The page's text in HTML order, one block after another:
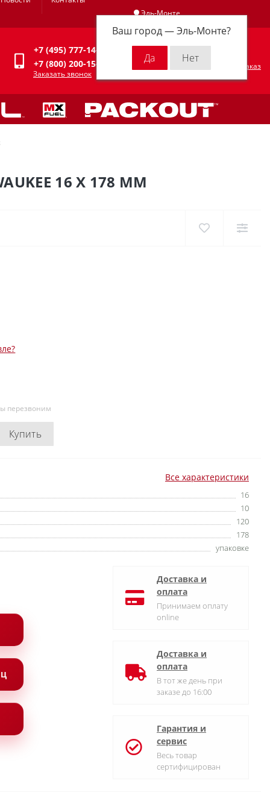
Эль-Монте
Ваш город —Эль-Монте?
Личный кабинет
+7 (495) 777-14-94
+7 (800) 200-15-94
Заказать звонок
Оформить заказ
16 X 178 ММ
перезвоним
Купить
Все характеристики
16
10
120
178
упаковке
Доставка и
оплата
Принимаем оплату
online
Доставка и
оплата
В тот же день при
заказе до 16:00
Гарантия и
сервис
Весь товар
сертифицирован